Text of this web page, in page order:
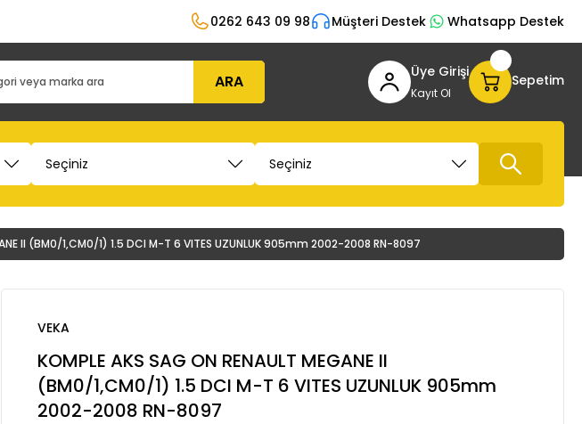
0262 643 09 98 Müşteri Destek Whatsapp Destek
ARA Üye Girişi
Kayıt Ol
Sepetim
II (BM0/1,CM0/1) 1.5 DCI M-T 6 VITES UZUNLUK 905mm 2002-2008 RN-8097
VEKA
KOMPLE AKS SAG ON RENAULT MEGANE II
(BM0/1,CM0/1) 1.5 DCI M-T 6 VITES UZUNLUK 905mm
2002-2008 RN-8097